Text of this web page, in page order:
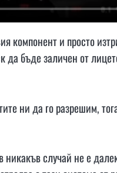
компонент и просто
да бъде заличен от
ни да го разрешим,
случай не е